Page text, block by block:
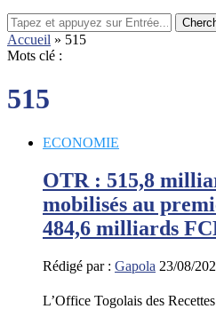
Accueil » 515
Mots clé :
515
ECONOMIE
OTR : 515,8
mobilisés au
484,6 milliards
Rédigé par : Gapola 23/08/
L’Office Togolais des